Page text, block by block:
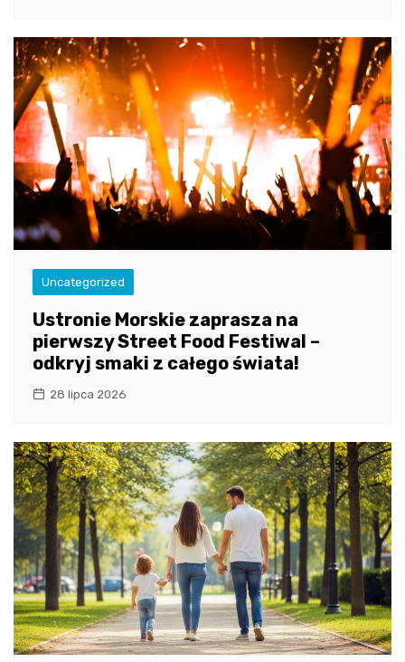
Uncategorized
Ustronie Morskie zaprasza na
pierwszy Street Food Festiwal –
odkryj smaki z całego świata!
28 lipca 2026